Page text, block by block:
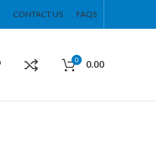
CONTACT US FAQS
0 0.00